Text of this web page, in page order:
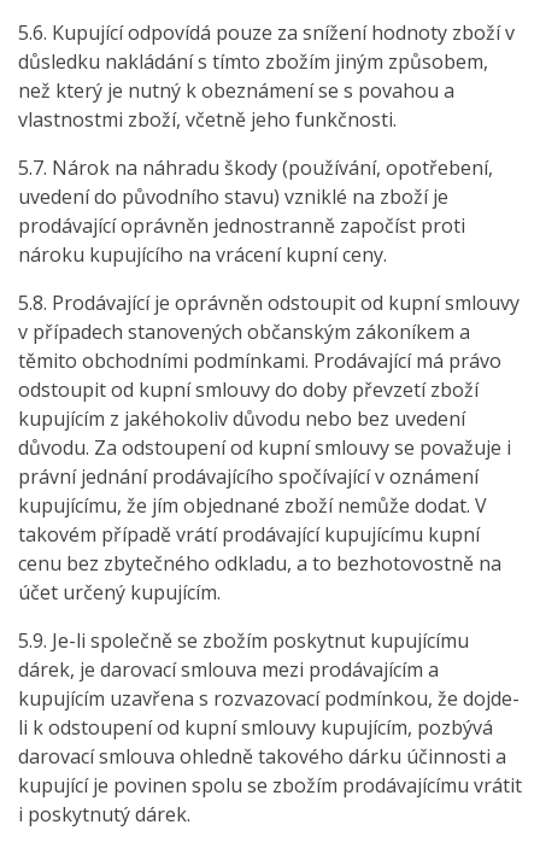
5.6. Kupující odpovídá pouze za snížení hodnoty zboží v
důsledku nakládání s tímto zbožím jiným způsobem,
než který je nutný k obeznámení se s povahou a
vlastnostmi zboží, včetně jeho funkčnosti.
5.7. Nárok na náhradu škody (používání, opotřebení,
uvedení do původního stavu) vzniklé na zboží je
prodávající oprávněn jednostranně započíst proti
nároku kupujícího na vrácení kupní ceny.
5.8. Prodávající je oprávněn odstoupit od kupní smlouvy
v případech stanovených občanským zákoníkem a
těmito obchodními podmínkami. Prodávající má právo
odstoupit od kupní smlouvy do doby převzetí zboží
kupujícím z jakéhokoliv důvodu nebo bez uvedení
důvodu. Za odstoupení od kupní smlouvy se považuje i
právní jednání prodávajícího spočívající v oznámení
kupujícímu, že jím objednané zboží nemůže dodat. V
takovém případě vrátí prodávající kupujícímu kupní
cenu bez zbytečného odkladu, a to bezhotovostně na
účet určený kupujícím.
5.9. Je-li společně se zbožím poskytnut kupujícímu
dárek, je darovací smlouva mezi prodávajícím a
kupujícím uzavřena s rozvazovací podmínkou, že dojde-
li k odstoupení od kupní smlouvy kupujícím, pozbývá
darovací smlouva ohledně takového dárku účinnosti a
kupující je povinen spolu se zbožím prodávajícímu vrátit
i poskytnutý dárek.